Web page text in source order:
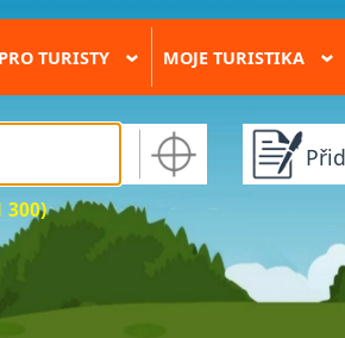
PRO TURISTY › MOJE TURISTIKA ›
300)